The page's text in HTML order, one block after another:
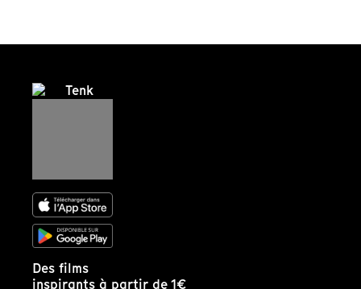
Des films
inspirants à partir de 1€